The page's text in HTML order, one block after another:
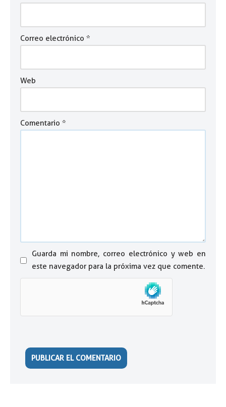
Correo electrónico *
Web
Comentario *
Guarda mi nombre, correo electrónico y web en
este navegador para la próxima vez que comente.